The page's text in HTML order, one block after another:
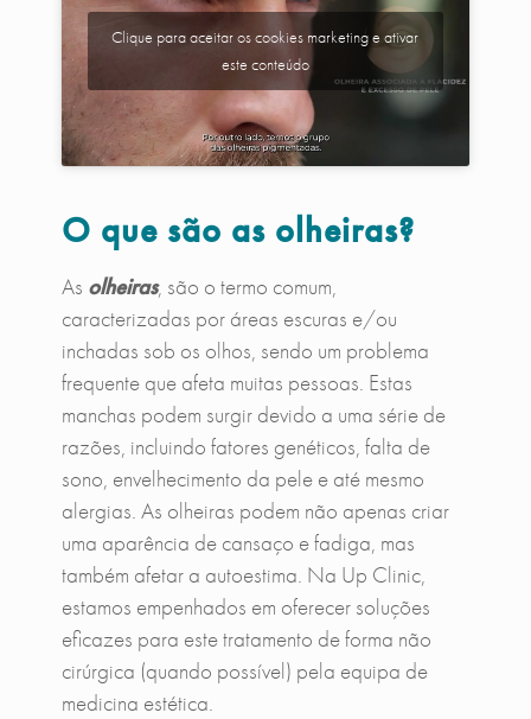
Clique para aceitar os cookies marketing e ativar
este conteúdo
O que são as olheiras?
As olheiras, são o termo comum,
caracterizadas por áreas escuras e/ou
inchadas sob os olhos, sendo um problema
frequente que afeta muitas pessoas. Estas
manchas podem surgir devido a uma série de
razões, incluindo fatores genéticos, falta de
sono, envelhecimento da pele e até mesmo
alergias. As olheiras podem não apenas criar
uma aparência de cansaço e fadiga, mas
também afetar a autoestima. Na Up Clinic,
estamos empenhados em oferecer soluções
eficazes para este tratamento de forma não
cirúrgica (quando possível) pela equipa de
medicina estética.